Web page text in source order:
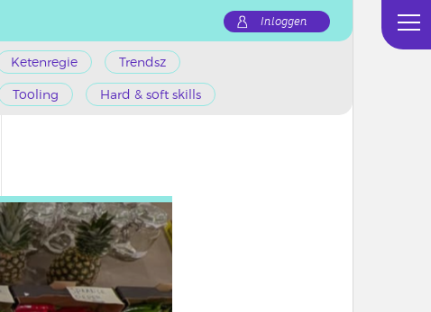
Inloggen
Ketenregie Trendsz
Tooling Hard & soft skills